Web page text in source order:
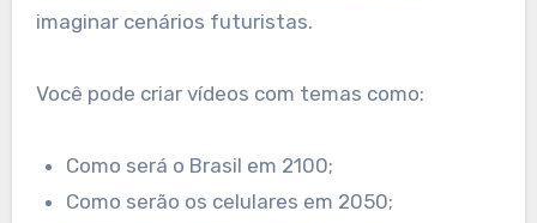
imaginar cenários futuristas.
Você pode criar vídeos com temas como:
Como será o Brasil em 2100;
Como serão os celulares em 2050;